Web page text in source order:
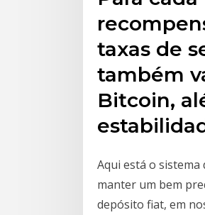
taxas de
também
Bitcoin,
Aqui está o sistema
manter um bem
depósito fiat, em